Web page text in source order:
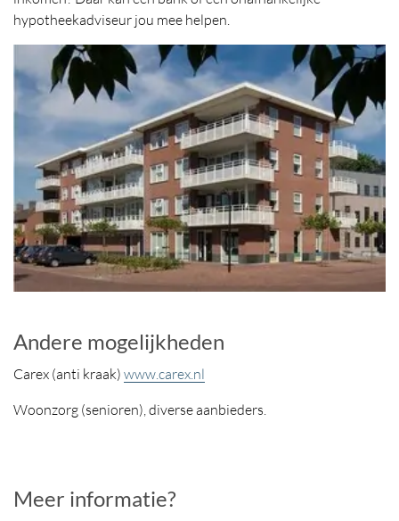
hypotheekadviseur jou mee helpen.
Andere mogelijkheden
Carex (anti kraak) www.carex.nl
Woonzorg (senioren), diverse aanbieders.
Meer informatie?